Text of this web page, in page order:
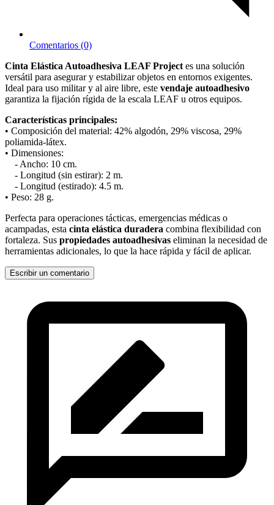
Comentarios (0)
Cinta Elástica Autoadhesiva LEAF Project es una solución
versátil para asegurar y estabilizar objetos en entornos exigentes.
Ideal para uso militar y al aire libre, este vendaje autoadhesivo
garantiza la fijación rígida de la escala LEAF u otros equipos.
Características principales:
• Composición del material: 42% algodón, 29% viscosa, 29%
poliamida-látex.
• Dimensiones:
- Ancho: 10 cm.
- Longitud (sin estirar): 2 m.
- Longitud (estirado): 4.5 m.
• Peso: 28 g.
Perfecta para operaciones tácticas, emergencias médicas o
acampadas, esta cinta elástica duradera combina flexibilidad con
fortaleza. Sus propiedades autoadhesivas eliminan la necesidad de
herramientas adicionales, lo que la hace rápida y fácil de aplicar.
Escribir un comentario